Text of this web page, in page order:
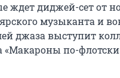
ждет диджей-сет от
музыканта и
джаза выступит
«Макароны по-